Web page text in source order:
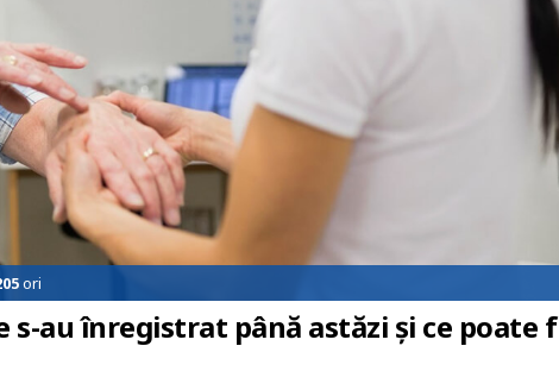
ori
s-au înregistrat până astăzi și ce poate